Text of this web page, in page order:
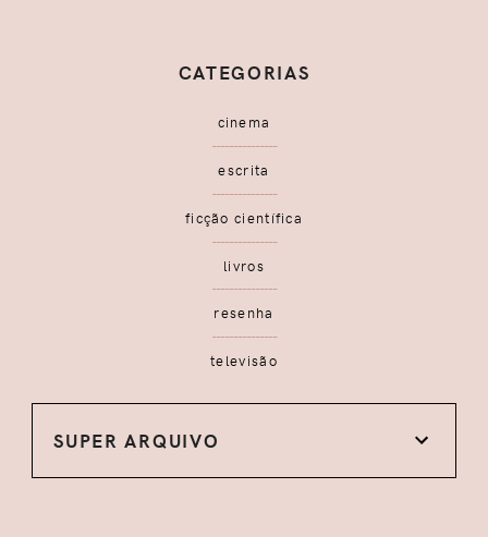
CATEGORIAS
cinema
escrita
ficção científica
livros
resenha
televisão
SUPER ARQUIVO